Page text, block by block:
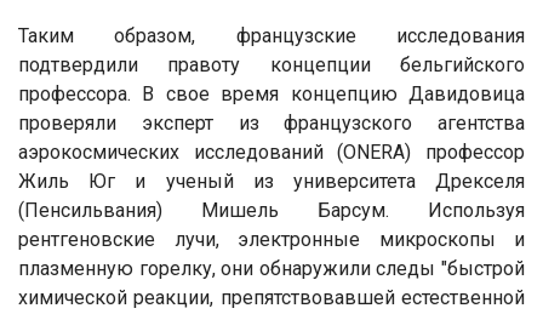
Таким образом, французские исследования
подтвердили правоту концепции бельгийского
профессора. В свое время концепцию Давидовица
проверяли эксперт из французского агентства
аэрокосмических исследований (ONERA) профессор
Жиль Юг и ученый из университета Дрекселя
(Пенсильвания) Мишель Барсум. Используя
рентгеновские лучи, электронные микроскопы и
плазменную горелку, они обнаружили следы "быстрой
химической реакции, препятствовавшей естественной